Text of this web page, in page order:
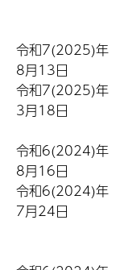
令和7(2025)年
8月13日
令和7(2025)年
3月18日
令和6(2024)年
8月16日
令和6(2024)年
7月24日